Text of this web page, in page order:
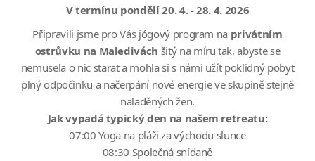
V termínu pondělí 20. 4. - 28. 4. 2026
Připravili jsme pro Vás jógový program na privátním
ostrůvku na Maledivách šitý na míru tak, abyste se
nemusela o nic starat a mohla si s námi užít poklidný pobyt
plný odpočinku a načerpání nové energie ve skupině stejně
naladěných žen.
Jak vypadá typický den na našem retreatu:
07:00 Yoga na pláži za východu slunce
08:30 Společná snídaně